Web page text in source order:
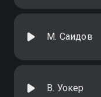
М. Саидов
В. Уокер